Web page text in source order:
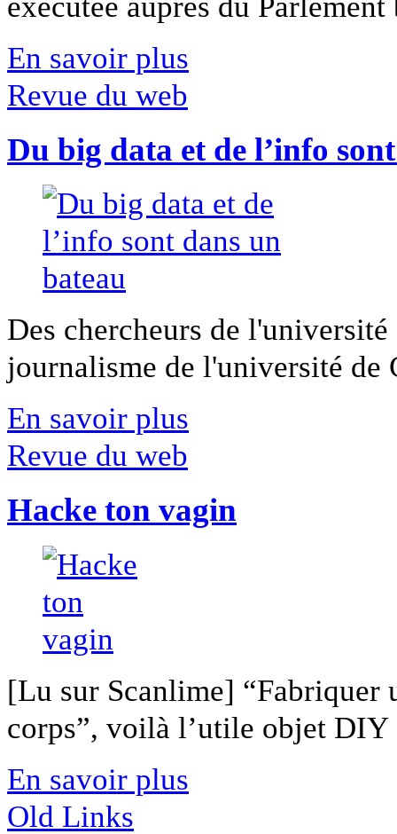
En savoir plus
Revue du web
Du big data et de l’info
Des chercheurs de
journalisme de l'université
En savoir plus
Revue du web
Hacke ton vagin
[Lu sur Scanlime] “Fabriquer
corps”, voilà l’utile objet
En savoir plus
Old Links